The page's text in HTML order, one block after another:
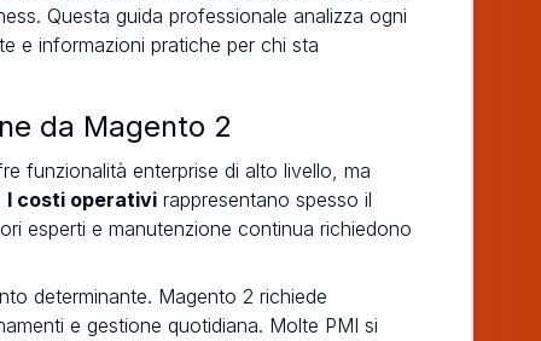
Questa guida professionale analizza ogni
e informazioni pratiche per chi sta
da Magento 2
funzionalità enterprise di alto livello, ma
I costi operativi rappresentano spesso il
esperti e manutenzione continua richiedono
determinante. Magento 2 richiede
e gestione quotidiana. Molte PMI si